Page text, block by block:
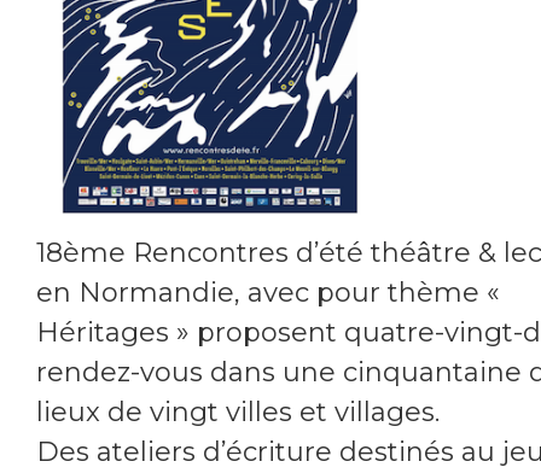
18ème Rencontres d’été théâtre &
en Normandie, avec pour thème «
Héritages » proposent quatre-vingt-
rendez-vous dans une cinquantaine
lieux de vingt villes et villages.
Des ateliers d’écriture destinés au